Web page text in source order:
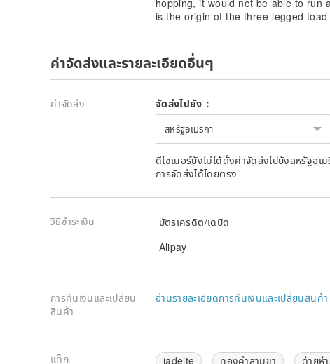
✨ Attracts wealth and fortune
✨ Prosperous business
The three-legged toad, also known as the "Golden
beast for attracting wealth in folklore. Legend has it
spiritual beast. After being enlightened by an immortal,
mouth, bringing wealth to the common people, thus
and gathering fortune.
The most distinctive feature of the Golden Toad is its
meaning is to "bite money into the house and gather
believe that wearing or displaying a three-legged toad
retaining wealth and continuous good fortune.
Whether as a jade carving, pendant, or home
beautiful blessings of attracting wealth, good fortune,
popular classic theme for both gifts and personal
✨ Symbolizes joy and positive energy
is the origin of the three-legged
ค่าจัดส่งและรายละเอียดอื่นๆ
ค่าจัดส่ง จัดส่งไปยัง：
สหรัฐอเมริกา
ดีไซเนอร์ยังไม่ได้ตั้งค่าจัดส่งไปยังสหรัฐอ
การจัดส่งได้โดยตรง
วิธีชำระเงิน
บัตรเครดิต/เดบิด
Alipay
การคืนเงินและเปลี่ยน
สินค้า
อ่านรายละเอียดการคืนเงินและเปลี่ยนสินค้า
แท็ก jadeite ทองคำสามขา ด้ายห้